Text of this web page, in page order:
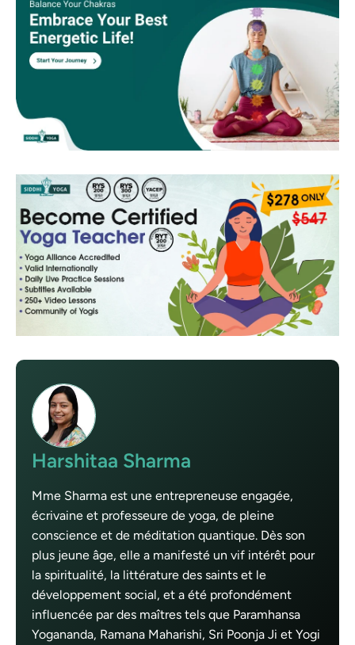
Harshitaa Sharma
Mme Sharma est une entrepreneuse engagée,
écrivaine et professeure de yoga, de pleine
conscience et de méditation quantique. Dès son
plus jeune âge, elle a manifesté un vif intérêt pour
la spiritualité, la littérature des saints et le
développement social, et a été profondément
influencée par des maîtres tels que Paramhansa
Yogananda, Ramana Maharishi, Sri Poonja Ji et Yogi